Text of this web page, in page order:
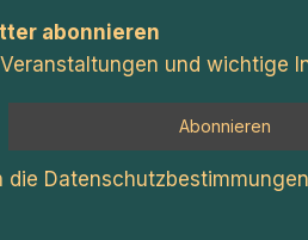
abonnieren
und wichtige
Datenschutzbestimmungen